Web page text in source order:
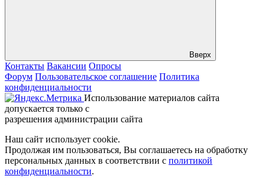
Вверх
Контакты Вакансии Опросы
Форум Пользовательское соглашение Политика
конфиденциальности
Использование материалов сайта
допускается только с
разрешения администрации сайта
Наш сайт использует cookie.
Продолжая им пользоваться, Вы соглашаетесь на обработку
персональных данных в соответствии с политикой
конфиденциальности.